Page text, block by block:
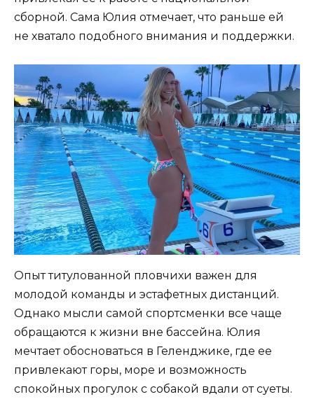
сборной. Сама Юлия отмечает, что раньше ей
не хватало подобного внимания и поддержки.
Опыт титулованной пловчихи важен для
молодой команды и эстафетных дистанций.
Однако мысли самой спортсменки все чаще
обращаются к жизни вне бассейна. Юлия
мечтает обосноваться в Геленджике, где ее
привлекают горы, море и возможность
спокойных прогулок с собакой вдали от суеты.